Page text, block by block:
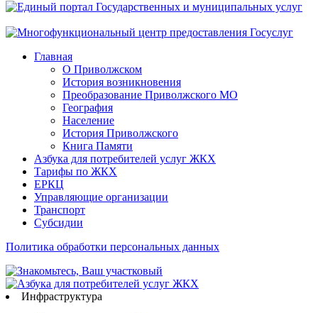
Главная
О Приволжском
История возникновения
Преобразование Приволжского МО
География
Население
История Приволжского
Книга Памяти
Азбука для потребителей услуг ЖКХ
Тарифы по ЖКХ
ЕРКЦ
Управляющие организации
Транспорт
Субсидии
Политика обработки персональных данных
Инфраструктура